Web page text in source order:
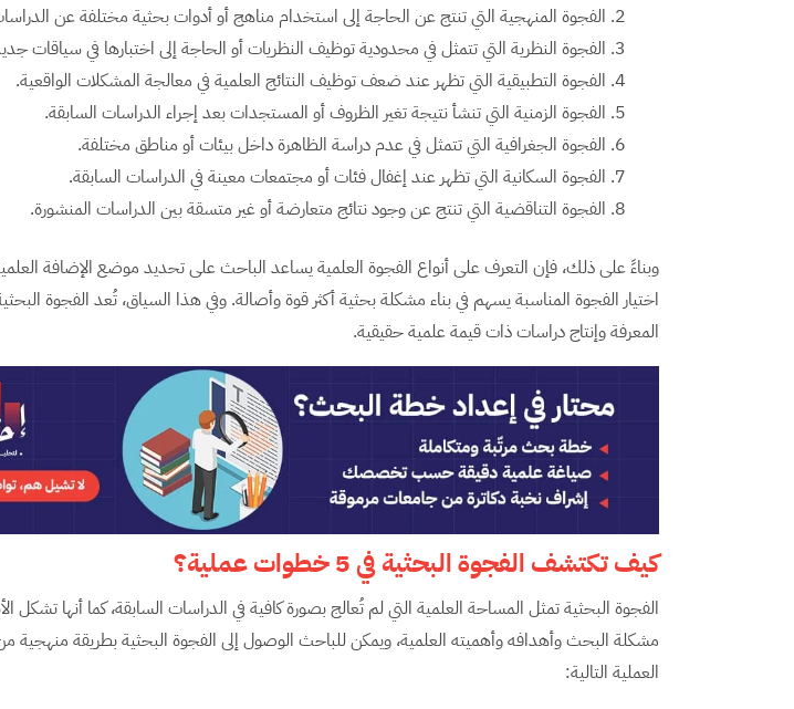
الفجوة المنهجية التي تنتج عن الحاجة إلى استخدام مناهج أو أدوات بحثية مختلفة عن
الفجوة النظرية التي تتمثل في محدودية توظيف النظريات أو الحاجة إلى اختبارها في سياقات
الفجوة التطبيقية التي تظهر عند ضعف توظيف النتائج العلمية في معالجة المشكلات الواقعية.
الفجوة الزمنية التي تنشأ نتيجة تغير الظروف أو المستجدات بعد إجراء الدراسات السابقة.
الفجوة الجغرافية التي تتمثل في عدم دراسة الظاهرة داخل بيئات أو مناطق مختلفة.
الفجوة السكانية التي تظهر عند إغفال فئات أو مجتمعات معينة في الدراسات السابقة.
الفجوة التناقضية التي تنتج عن وجود نتائج متعارضة أو غير متسقة بين الدراسات المنشورة.
وبناءً على ذلك، فإن التعرف على أنواع الفجوة العلمية يساعد الباحث على تحديد موضع الإضافة
اختيار الفجوة المناسبة يسهم في بناء مشكلة بحثية أكثر قوة وأصالة. وفي هذا السياق، تُعد الفجوة
المعرفة وإنتاج دراسات ذات قيمة علمية حقيقية.
كيف تكتشف الفجوة البحثية في 5 خطوات عملية؟
الفجوة البحثية تمثل المساحة العلمية التي لم تُعالج بصورة كافية في الدراسات السابقة، كما أنها تشكل
مشكلة البحث وأهدافه وأهميته العلمية، ويمكن للباحث الوصول إلى الفجوة البحثية بطريقة منهجية
العملية التالية: